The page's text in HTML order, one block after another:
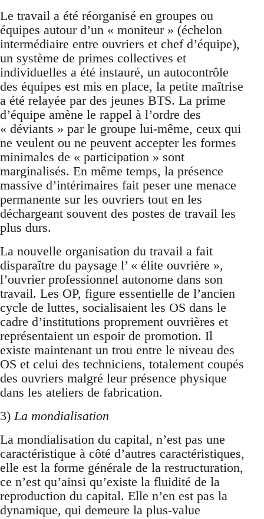
Le travail a été réorganisé en groupes ou
équipes autour d’un « moniteur » (échelon
intermédiaire entre ouvriers et chef d’équipe),
un système de primes collectives et
individuelles a été instauré, un autocontrôle
des équipes est mis en place, la petite maîtrise
a été relayée par des jeunes BTS. La prime
d’équipe amène le rappel à l’ordre des
« déviants » par le groupe lui-même, ceux qui
ne veulent ou ne peuvent accepter les formes
minimales de « participation » sont
marginalisés. En même temps, la présence
massive d’intérimaires fait peser une menace
permanente sur les ouvriers tout en les
déchargeant souvent des postes de travail les
plus durs.
La nouvelle organisation du travail a fait
disparaître du paysage l’ « élite ouvrière »,
l’ouvrier professionnel autonome dans son
travail. Les OP, figure essentielle de l’ancien
cycle de luttes, socialisaient les OS dans le
cadre d’institutions proprement ouvrières et
représentaient un espoir de promotion. Il
existe maintenant un trou entre le niveau des
OS et celui des techniciens, totalement coupés
des ouvriers malgré leur présence physique
dans les ateliers de fabrication.
3)La mondialisation
La mondialisation du capital, n’est pas une
caractéristique à côté d’autres caractéristiques,
elle est la forme générale de la restructuration,
ce n’est qu’ainsi qu’existe la fluidité de la
reproduction du capital. Elle n’en est pas la
dynamique, qui demeure la plus-value